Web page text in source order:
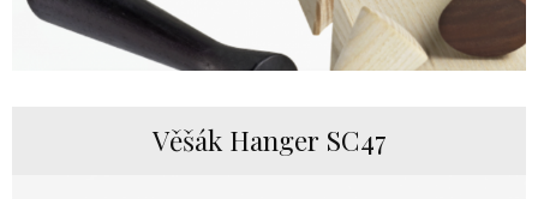
Věšák Hanger SC47